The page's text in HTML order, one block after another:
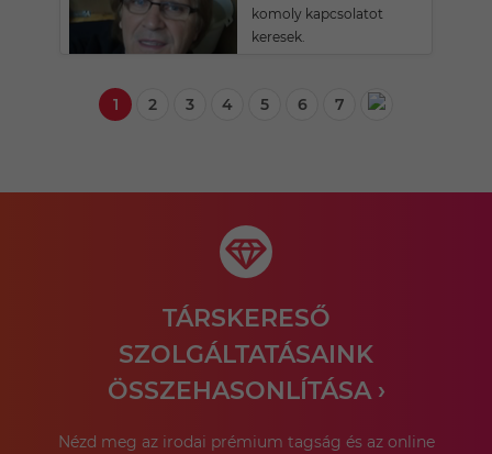
komoly kapcsolatot
keresek.
1 2 3 4 5 6 7
TÁRSKERESŐ
SZOLGÁLTATÁSAINK
ÖSSZEHASONLÍTÁSA ›
Nézd meg az irodai prémium tagság és az online